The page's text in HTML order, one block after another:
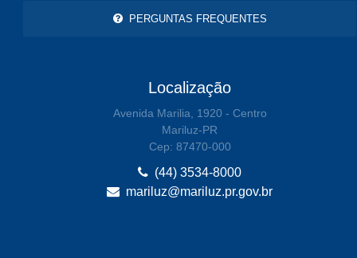
PERGUNTAS FREQUENTES
Localização
Avenida Marilia, 1920 - Centro
Mariluz-PR
Cep: 87470-000
(44) 3534-8000
mariluz@mariluz.pr.gov.br